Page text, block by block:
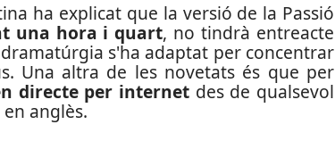
ha explicat que la versió de la Passió
una hora i quart, no tindrà entreacte
s'ha adaptat per concentrar
Una altra de les novetats és que per
directe per internetdes de qualsevol
anglès.